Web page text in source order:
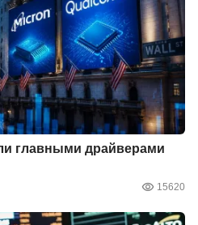
главными драйверами
15620